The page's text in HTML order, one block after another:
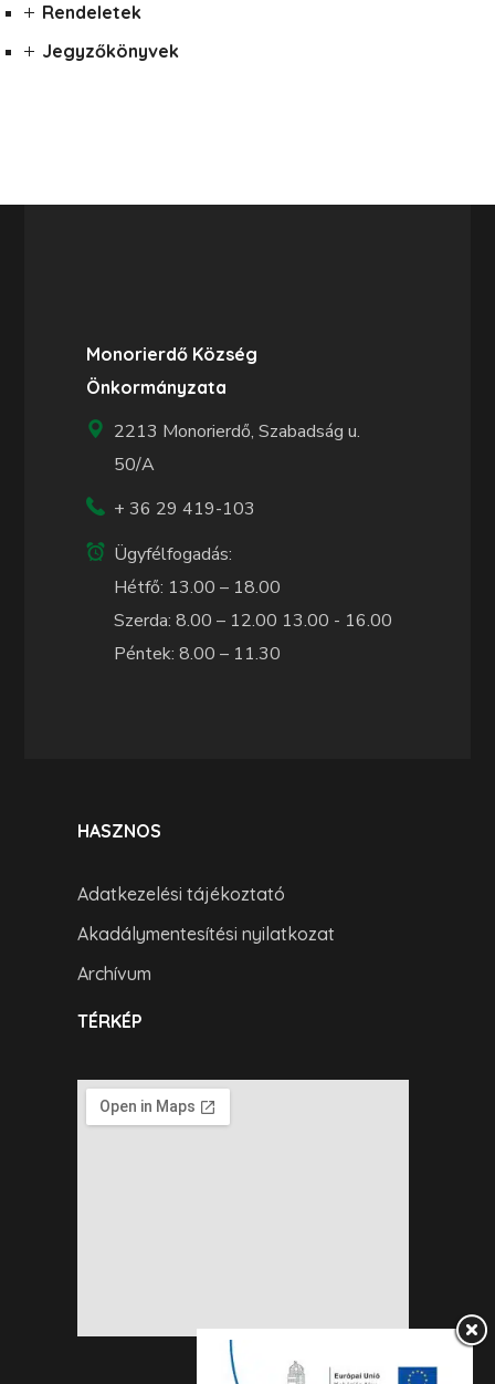
Rendeletek
Jegyzőkönyvek
Monorierdő Község
Önkormányzata
2213 Monorierdő, Szabadság u.
50/A
+ 36 29 419-103
Ügyfélfogadás:
Hétfő: 13.00 – 18.00
Szerda: 8.00 – 12.00 13.00 - 16.00
Péntek: 8.00 – 11.30
HASZNOS
Adatkezelési tájékoztató
Akadálymentesítési nyilatkozat
Archívum
TÉRKÉP